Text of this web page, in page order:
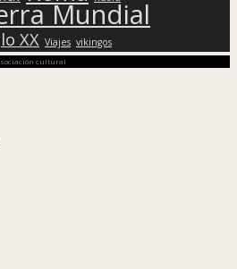
Mundial
XX Viajes vikingos
cultural